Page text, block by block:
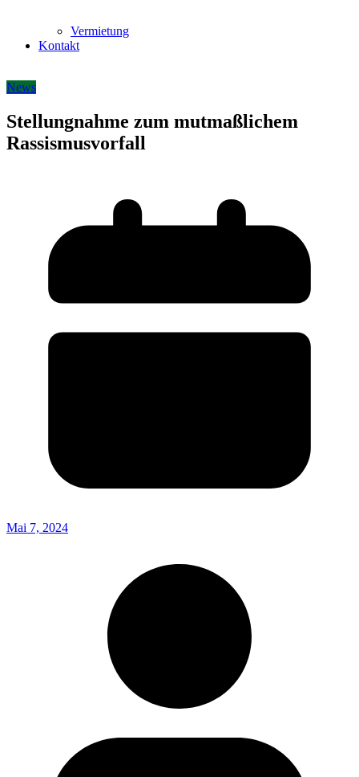
Vermietung
Kontakt
News
Stellungnahme zum mutmaßlichem
Rassismusvorfall
Mai 7, 2024